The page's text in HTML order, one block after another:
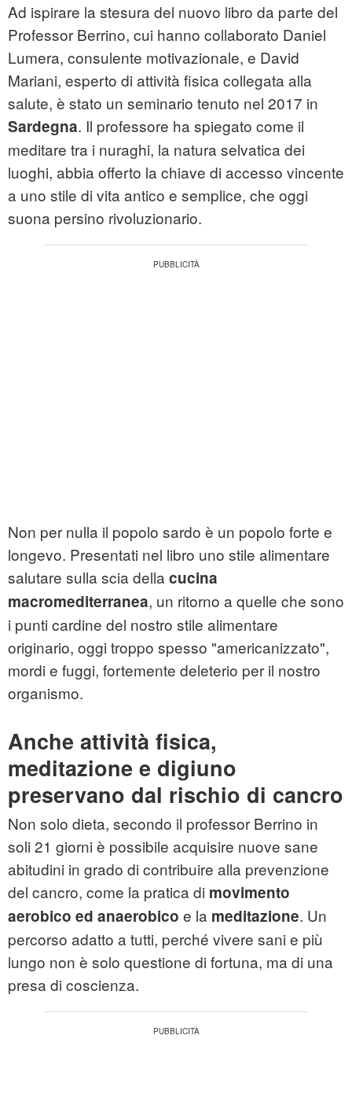
Ad ispirare la stesura del nuovo libro da parte del
Professor Berrino, cui hanno collaborato Daniel
Lumera, consulente motivazionale, e David
Mariani, esperto di attività fisica collegata alla
salute, è stato un seminario tenuto nel 2017 in
Sardegna. Il professore ha spiegato come il
meditare tra i nuraghi, la natura selvatica dei
luoghi, abbia offerto la chiave di accesso vincente
a uno stile di vita antico e semplice, che oggi
suona persino rivoluzionario.
Non per nulla il popolo sardo è un popolo forte e
longevo. Presentati nel libro uno stile alimentare
salutare sulla scia della cucina
macromediterranea, un ritorno a quelle che sono
i punti cardine del nostro stile alimentare
originario, oggi troppo spesso "americanizzato",
mordi e fuggi, fortemente deleterio per il nostro
organismo.
Anche attività fisica,
meditazione e digiuno
preservano dal rischio di cancro
Non solo dieta, secondo il professor Berrino in
soli 21 giorni è possibile acquisire nuove sane
abitudini in grado di contribuire alla prevenzione
del cancro, come la pratica di movimento
aerobico ed anaerobico e la meditazione. Un
percorso adatto a tutti, perché vivere sani e più
lungo non è solo questione di fortuna, ma di una
presa di coscienza.